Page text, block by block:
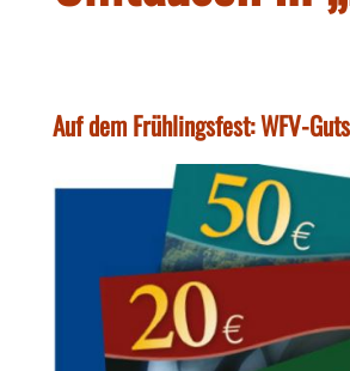
Auf dem Frühlingsfest: WFV-